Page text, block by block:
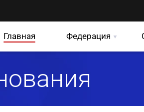
Главная Федерация